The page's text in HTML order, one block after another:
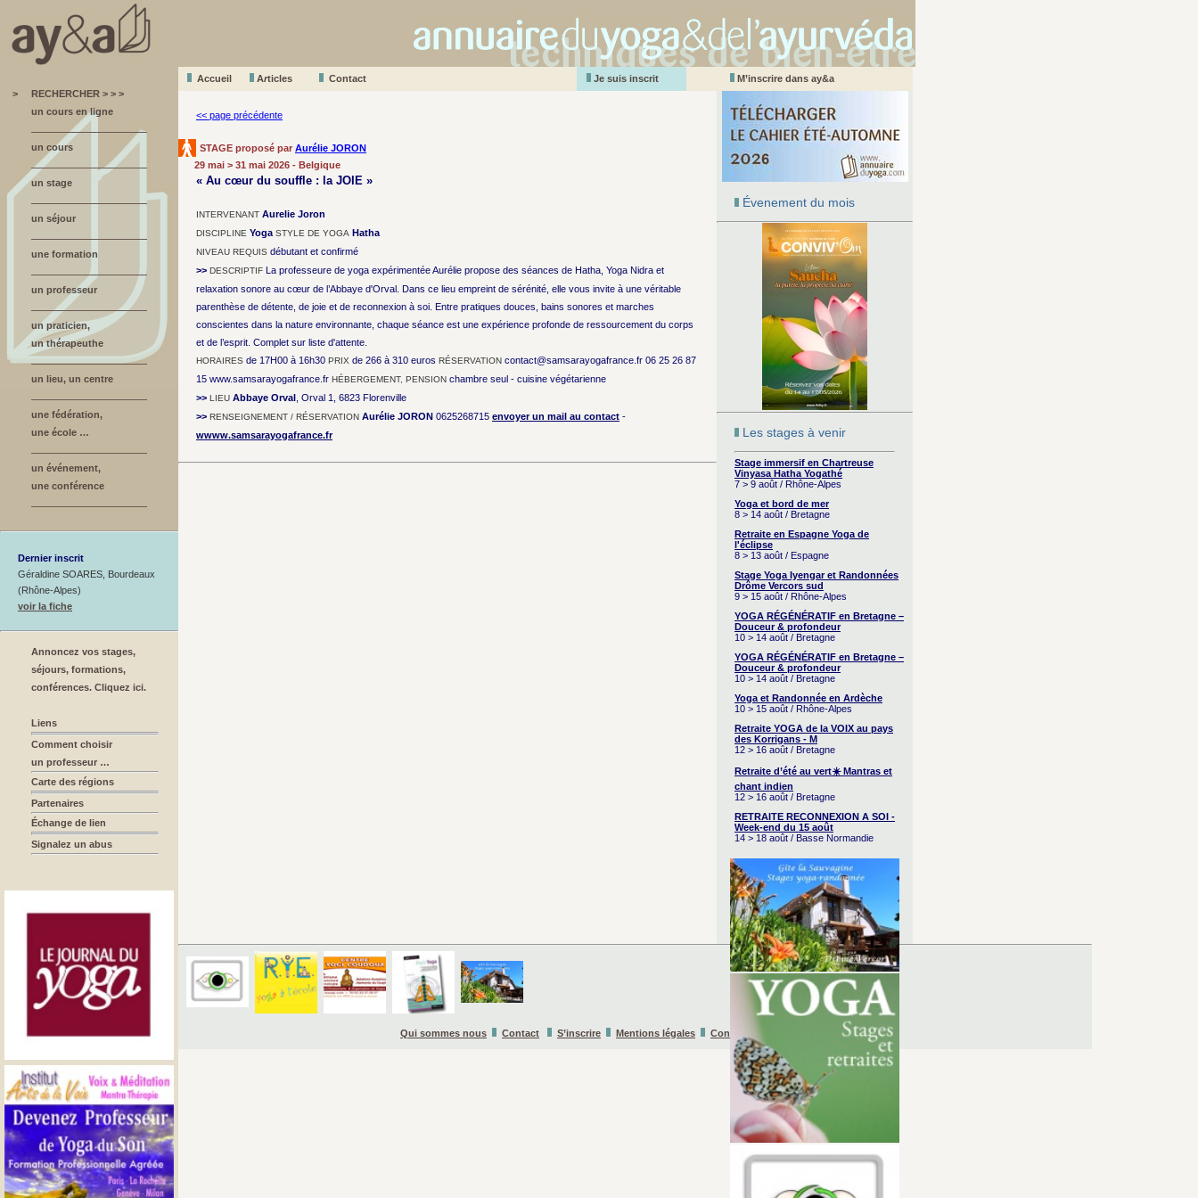
Accueil Articles Contact Je suis inscrit
M’inscrire dans ay&a
>
RECHERCHER > > >
un cours en ligne
un cours
un stage
un séjour
une formation
un professeur
un praticien,
un thérapeuthe
un lieu, un centre
une fédération,
une école …
un événement,
une conférence
Dernier inscrit
Géraldine SOARES, Bourdeaux
(Rhône-Alpes)
voir la fiche
Annoncez vos stages,
séjours, formations,
conférences. Cliquez ici.
Liens
Comment choisir
un professeur …
Carte des régions
Partenaires
Échange de lien
Signalez un abus
Évenement du mois
Les stages à venir
Stage immersif en Chartreuse
Vinyasa Hatha Yogathé
7 > 9 août / Rhône-Alpes
Yoga et bord de mer
8 > 14 août / Bretagne
Retraite en Espagne Yoga de
l'éclipse
8 > 13 août / Espagne
Stage Yoga Iyengar et Randonnées
Drôme Vercors sud
9 > 15 août / Rhône-Alpes
YOGA RÉGÉNÉRATIF en Bretagne –
Douceur & profondeur
10 > 14 août / Bretagne
YOGA RÉGÉNÉRATIF en Bretagne –
Douceur & profondeur
10 > 14 août / Bretagne
Yoga et Randonnée en Ardèche
10 > 15 août / Rhône-Alpes
Retraite YOGA de la VOIX au pays
des Korrigans - M
12 > 16 août / Bretagne
Retraite d’été au vert☀️ Mantras et
chant indien
12 > 16 août / Bretagne
RETRAITE RECONNEXION A SOI -
Week-end du 15 août
14 > 18 août / Basse Normandie
<< page précédente
STAGE proposé par Aurélie JORON
29 mai > 31 mai 2026 - Belgique
« Au cœur du souffle : la JOIE »
INTERVENANT Aurelie Joron
DISCIPLINE Yoga STYLE DE YOGA Hatha
NIVEAU REQUIS débutant et confirmé
>> DESCRIPTIF La professeure de yoga expérimentée Aurélie propose des séances de Hatha, Yoga Nidra et
relaxation sonore au cœur de l’Abbaye d'Orval. Dans ce lieu empreint de sérénité, elle vous invite à une véritable
parenthèse de détente, de joie et de reconnexion à soi. Entre pratiques douces, bains sonores et marches
conscientes dans la nature environnante, chaque séance est une expérience profonde de ressourcement du corps
et de l’esprit. Complet sur liste d'attente.
HORAIRES de 17H00 à 16h30 PRIX de 266 à 310 euros RÉSERVATION contact@samsarayogafrance.fr 06 25 26 87
15 www.samsarayogafrance.fr HÉBERGEMENT, PENSION chambre seul - cuisine végétarienne
>> LIEU Abbaye Orval , Orval 1, 6823 Florenville
>> RENSEIGNEMENT / RÉSERVATION Aurélie JORON 0625268715 envoyer un mail au contact -
wwww.samsarayogafrance.fr
Qui sommes nous Contact S’inscrire Mentions légales Conditions Générales d’Utilisation